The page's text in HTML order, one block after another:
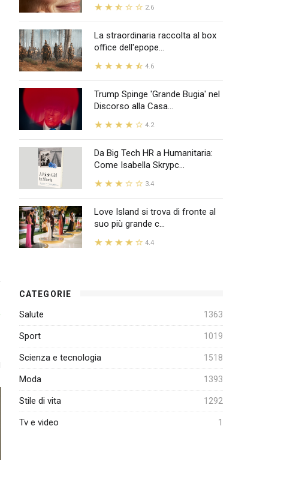
2.6
La straordinaria raccolta al box
office dell'epope...
4.6
Trump Spinge 'Grande Bugia' nel
Discorso alla Casa...
4.2
Da Big Tech HR a Humanitaria:
Come Isabella Skrypc...
3.4
Love Island si trova di fronte al
suo più grande c...
4.4
CATEGORIE
Salute 1363
Sport 1019
Scienza e tecnologia 1518
Moda 1393
Stile di vita 1292
Tv e video 1